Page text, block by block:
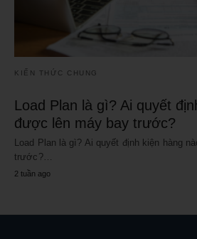
KIẾN THỨC CHUNG
Load Plan là gì? Ai quyết
được lên máy bay trước?
Load Plan là gì? Ai quyết định kiện hàng
trước?…
2 tuần ago